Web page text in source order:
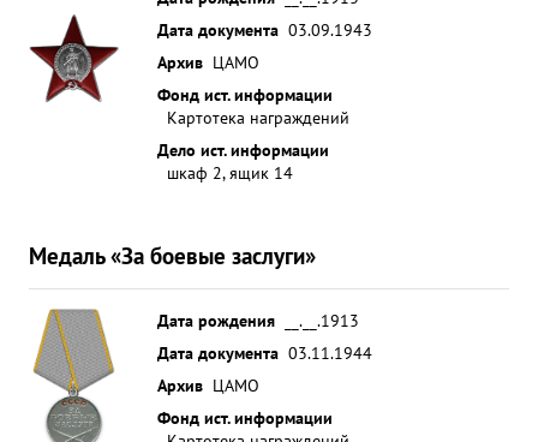
Дата документа 03.09.1943
Архив ЦАМО
Фонд ист. информации
Картотека награждений
Дело ист. информации
шкаф 2, ящик 14
Медаль «За боевые заслуги»
Дата рождения
__.__.1913
Дата документа 03.11.1944
Архив ЦАМО
Фонд ист. информации